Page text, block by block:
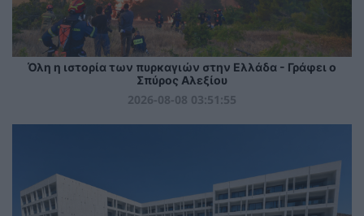
Όλη η ιστορία των πυρκαγιών στην Ελλάδα - Γράφει ο
Σπύρος Αλεξίου
2026-08-08 03:51:55